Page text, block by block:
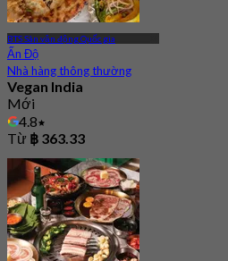
BTS Sân vận động Quốc gia
Ấn Độ
Nhà hàng thông thường
Vegan India
Mới
4.8
Từ ฿ 363.33